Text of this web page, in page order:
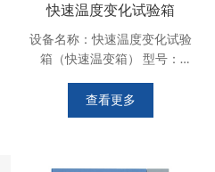
快速温度变化试验箱
设备名称：快速温度变化试验
箱（快速温变箱） 型号：
试验箱可以用来考核和确定电
工、电子产品或材料在温度循
查看更多